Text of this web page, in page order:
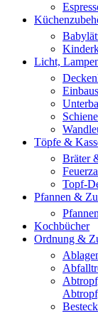
Licht,
Töpfe &
Bräter
Topf-
Pfannen &
Kochbücher
Ordnung &